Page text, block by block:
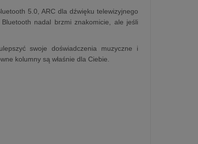
5.0, ARC dla dźwięku telewizyjnego
nadal brzmi znakomicie, ale jeśli
swoje doświadczenia muzyczne i
kolumny są właśnie dla Ciebie.